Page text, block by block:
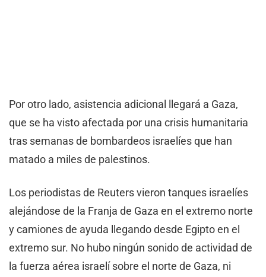
Por otro lado, asistencia adicional llegará a Gaza,
que se ha visto afectada por una crisis humanitaria
tras semanas de bombardeos israelíes que han
matado a miles de palestinos.
Los periodistas de Reuters vieron tanques israelíes
alejándose de la Franja de Gaza en el extremo norte
y camiones de ayuda llegando desde Egipto en el
extremo sur. No hubo ningún sonido de actividad de
la fuerza aérea israelí sobre el norte de Gaza, ni